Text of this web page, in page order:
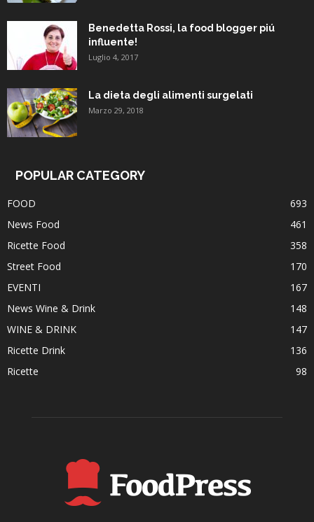
Benedetta Rossi, la food blogger piú
influente!
Luglio 4, 2017
La dieta degli alimenti surgelati
Marzo 29, 2018
POPULAR CATEGORY
FOOD
693
News Food
461
Ricette Food
358
Street Food
170
EVENTI
167
News Wine & Drink
148
WINE & DRINK
147
Ricette Drink
136
Ricette
98